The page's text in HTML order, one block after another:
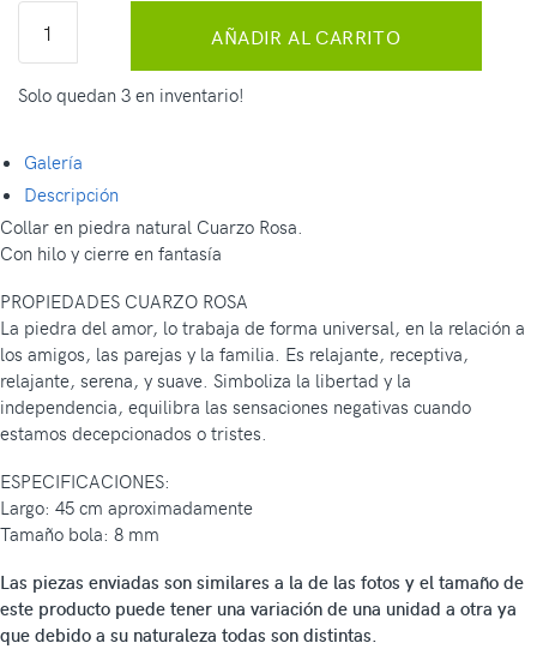
AÑADIR AL CARRITO
Solo quedan 3 en inventario!
Galería
Descripción
Collar en piedra natural Cuarzo Rosa.
Con hilo y cierre en fantasía
PROPIEDADES CUARZO ROSA
La piedra del amor, lo trabaja de forma universal, en la relación a
los amigos, las parejas y la familia. Es relajante, receptiva,
relajante, serena, y suave. Simboliza la libertad y la
independencia, equilibra las sensaciones negativas cuando
estamos decepcionados o tristes.
ESPECIFICACIONES:
Largo: 45 cm aproximadamente
Tamaño bola: 8 mm
Las piezas enviadas son similares a la de las fotos y el tamaño de
este producto puede tener una variación de una unidad a otra ya
que debido a su naturaleza todas son distintas.